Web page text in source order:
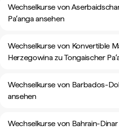
Wechselkurse von
Paʻanga ansehen
Wechselkurse von Konvertible
Herzegowina zu Tongaischer
Wechselkurse von Barbados-
ansehen
Wechselkurse von Bahrain-Dinar